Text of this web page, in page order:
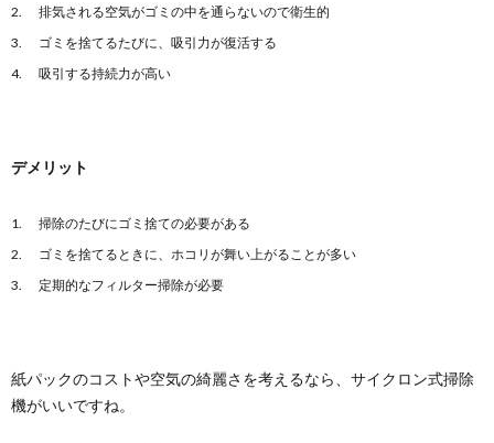
用した掃除方法を解説
掃除してもなかなか取れない便器の黒ずみ。どんな洗
いた汚れの落とし方
排気される空気がゴミの中を通らないので衛生的
ゴミを捨てるたびに、吸引力が復活する
吸引する持続力が高い
デメリット
掃除のたびにゴミ捨ての必要がある
ゴミを捨てるときに、ホコリが舞い上がることが多い
定期的なフィルター掃除が必要
紙パックのコストや空気の綺麗さを考えるなら、サイクロン式掃除
機がいいですね。